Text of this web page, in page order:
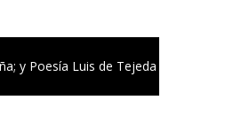
y Poesía Luis de Tejeda